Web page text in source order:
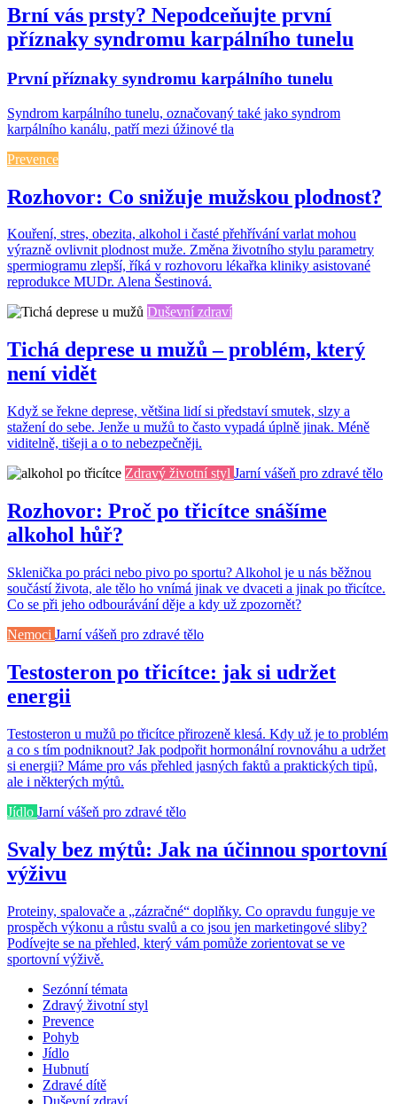
Brní vás prsty? Nepodceňujte první
příznaky syndromu karpálního tunelu
První příznaky syndromu karpálního tunelu
Syndrom karpálního tunelu, označovaný také jako syndrom
karpálního kanálu, patří mezi úžinové tla
Prevence
Rozhovor: Co snižuje mužskou plodnost?
Kouření, stres, obezita, alkohol i časté přehřívání varlat mohou
výrazně ovlivnit plodnost muže. Změna životního stylu parametry
spermiogramu zlepší, říká v rozhovoru lékařka kliniky asistované
reprodukce MUDr. Alena Šestinová.
Duševní zdraví
Tichá deprese u mužů – problém, který
není vidět
Když se řekne deprese, většina lidí si představí smutek, slzy a
stažení do sebe. Jenže u mužů to často vypadá úplně jinak. Méně
viditelně, tišeji a o to nebezpečněji.
Zdravý životní styl Jarní vášeň pro zdravé tělo
Rozhovor: Proč po třicítce snášíme
alkohol hůř?
Sklenička po práci nebo pivo po sportu? Alkohol je u nás běžnou
součástí života, ale tělo ho vnímá jinak ve dvaceti a jinak po třicítce.
Co se při jeho odbourávání děje a kdy už zpozornět?
Nemoci Jarní vášeň pro zdravé tělo
Testosteron po třicítce: jak si udržet
energii
Testosteron u mužů po třicítce přirozeně klesá. Kdy už je to problém
a co s tím podniknout? Jak podpořit hormonální rovnováhu a udržet
si energii? Máme pro vás přehled jasných faktů a praktických tipů,
ale i některých mýtů.
Jídlo Jarní vášeň pro zdravé tělo
Svaly bez mýtů: Jak na účinnou sportovní
výživu
Proteiny, spalovače a „zázračné“ doplňky. Co opravdu funguje ve
prospěch výkonu a růstu svalů a co jsou jen marketingové sliby?
Podívejte se na přehled, který vám pomůže zorientovat se ve
sportovní výživě.
Sezónní témata
Zdravý životní styl
Prevence
Pohyb
Jídlo
Hubnutí
Zdravé dítě
Duševní zdraví